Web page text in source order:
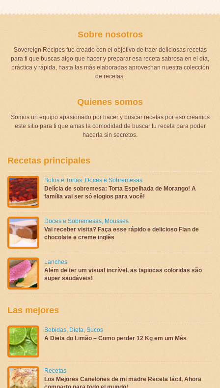
Sobre nosotros
Sovereign Recipes fue creado con el objetivo de traer deliciosas recetas
para ti que buscas algo que hacer y preparar esa receta sabrosa en el día,
práctica y rápida, hasta las más elaboradas aprovechan nuestra colección
de recetas.
Quienes somos
Somos un equipo apasionado por hacer y buscar recetas por eso creamos
este sitio para ti que amas la comodidad de buscar tu receta para poder
hacerla sin secretos.
Recetas principales
Bolos e Tortas, Doces e Sobremesas
Delícia de sobremesa: Torta Espelhada de Morango! A
família vai ser só elogios para você!
Doces e Sobremesas, Mousses
Vai receber visita? Faça esse rápido e delicioso Flan de
chocolate e creme inglês
Lanches
Além de ter um visual incrível, as tapiocas coloridas são
super saudáveis!
Las mejores
Bebidas, Dieta, Sucos
A Dieta do Limão – Como perder 12 Kg em um Mês
Recetas
Los Mejores Canelones de mi madre Receta fácil, Ahora